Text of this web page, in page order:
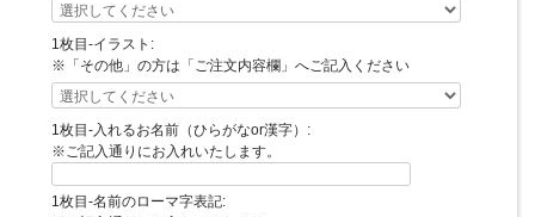
へご記入ください。後ほど料金を変更させていただきます。＋550円（税込））
からお選び下さい。）
3.お入れするイラストをお選びください。
こちらにないイラストでも制作可能です。ご希望の場合はその他をお選びいただき
ご注文内容欄へご記入下さい。
☆おなまえイラストTシャツイラスト例☆
4.お入れする名前（漢字orひらがな）をご記入ください。
※漢字・ひらがな・大文字・小文字などご記入いただいた通りの文字でおつくりし
ます。
※フルネームではおつくりしておりません。
1枚目-イラスト:
※「その他」の方は「ご注文内容欄」へご記入ください
1枚目-入れるお名前（ひらがなor漢字）:
※ご記入通りにお入れいたします。
1枚目-名前のローマ字表記: